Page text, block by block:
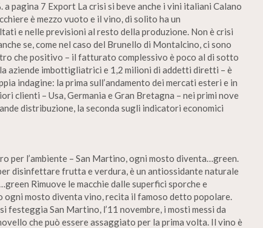
a pagina 7 Export La crisi si beve anche i vini italiani Calano
è mezzo vuoto e il vino, di solito ha un
e nelle previsioni al resto della produzione. Non è crisi
se, come nel caso del Brunello di Montalcino, ci sono
che positivo – il fatturato complessivo è poco al di sotto
aziende imbottigliatrici e 1,2 milioni di addetti diretti – è
indagine: la prima sull’andamento dei mercati esteri e in
clienti – Usa, Germania e Gran Bretagna – nei primi nove
distribuzione, la seconda sugli indicatori economici
per l’ambiente – San Martino, ogni mosto diventa…green.
disinfettare frutta e verdura, è un antiossidante naturale
Rimuove le macchie dalle superfici sporche e
ogni mosto diventa vino, recita il famoso detto popolare.
festeggia San Martino, l’11 novembre, i mosti messi da
che può essere assaggiato per la prima volta. Il vino è